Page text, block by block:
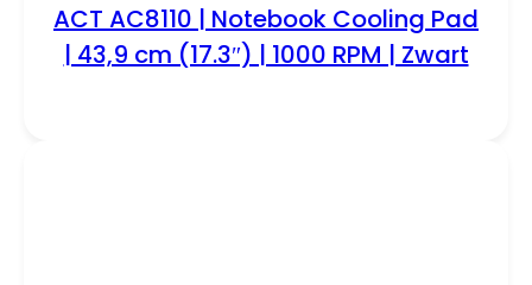
ACT AC8110 | Notebook Cooling Pad
| 43,9 cm (17.3″) | 1000 RPM | Zwart